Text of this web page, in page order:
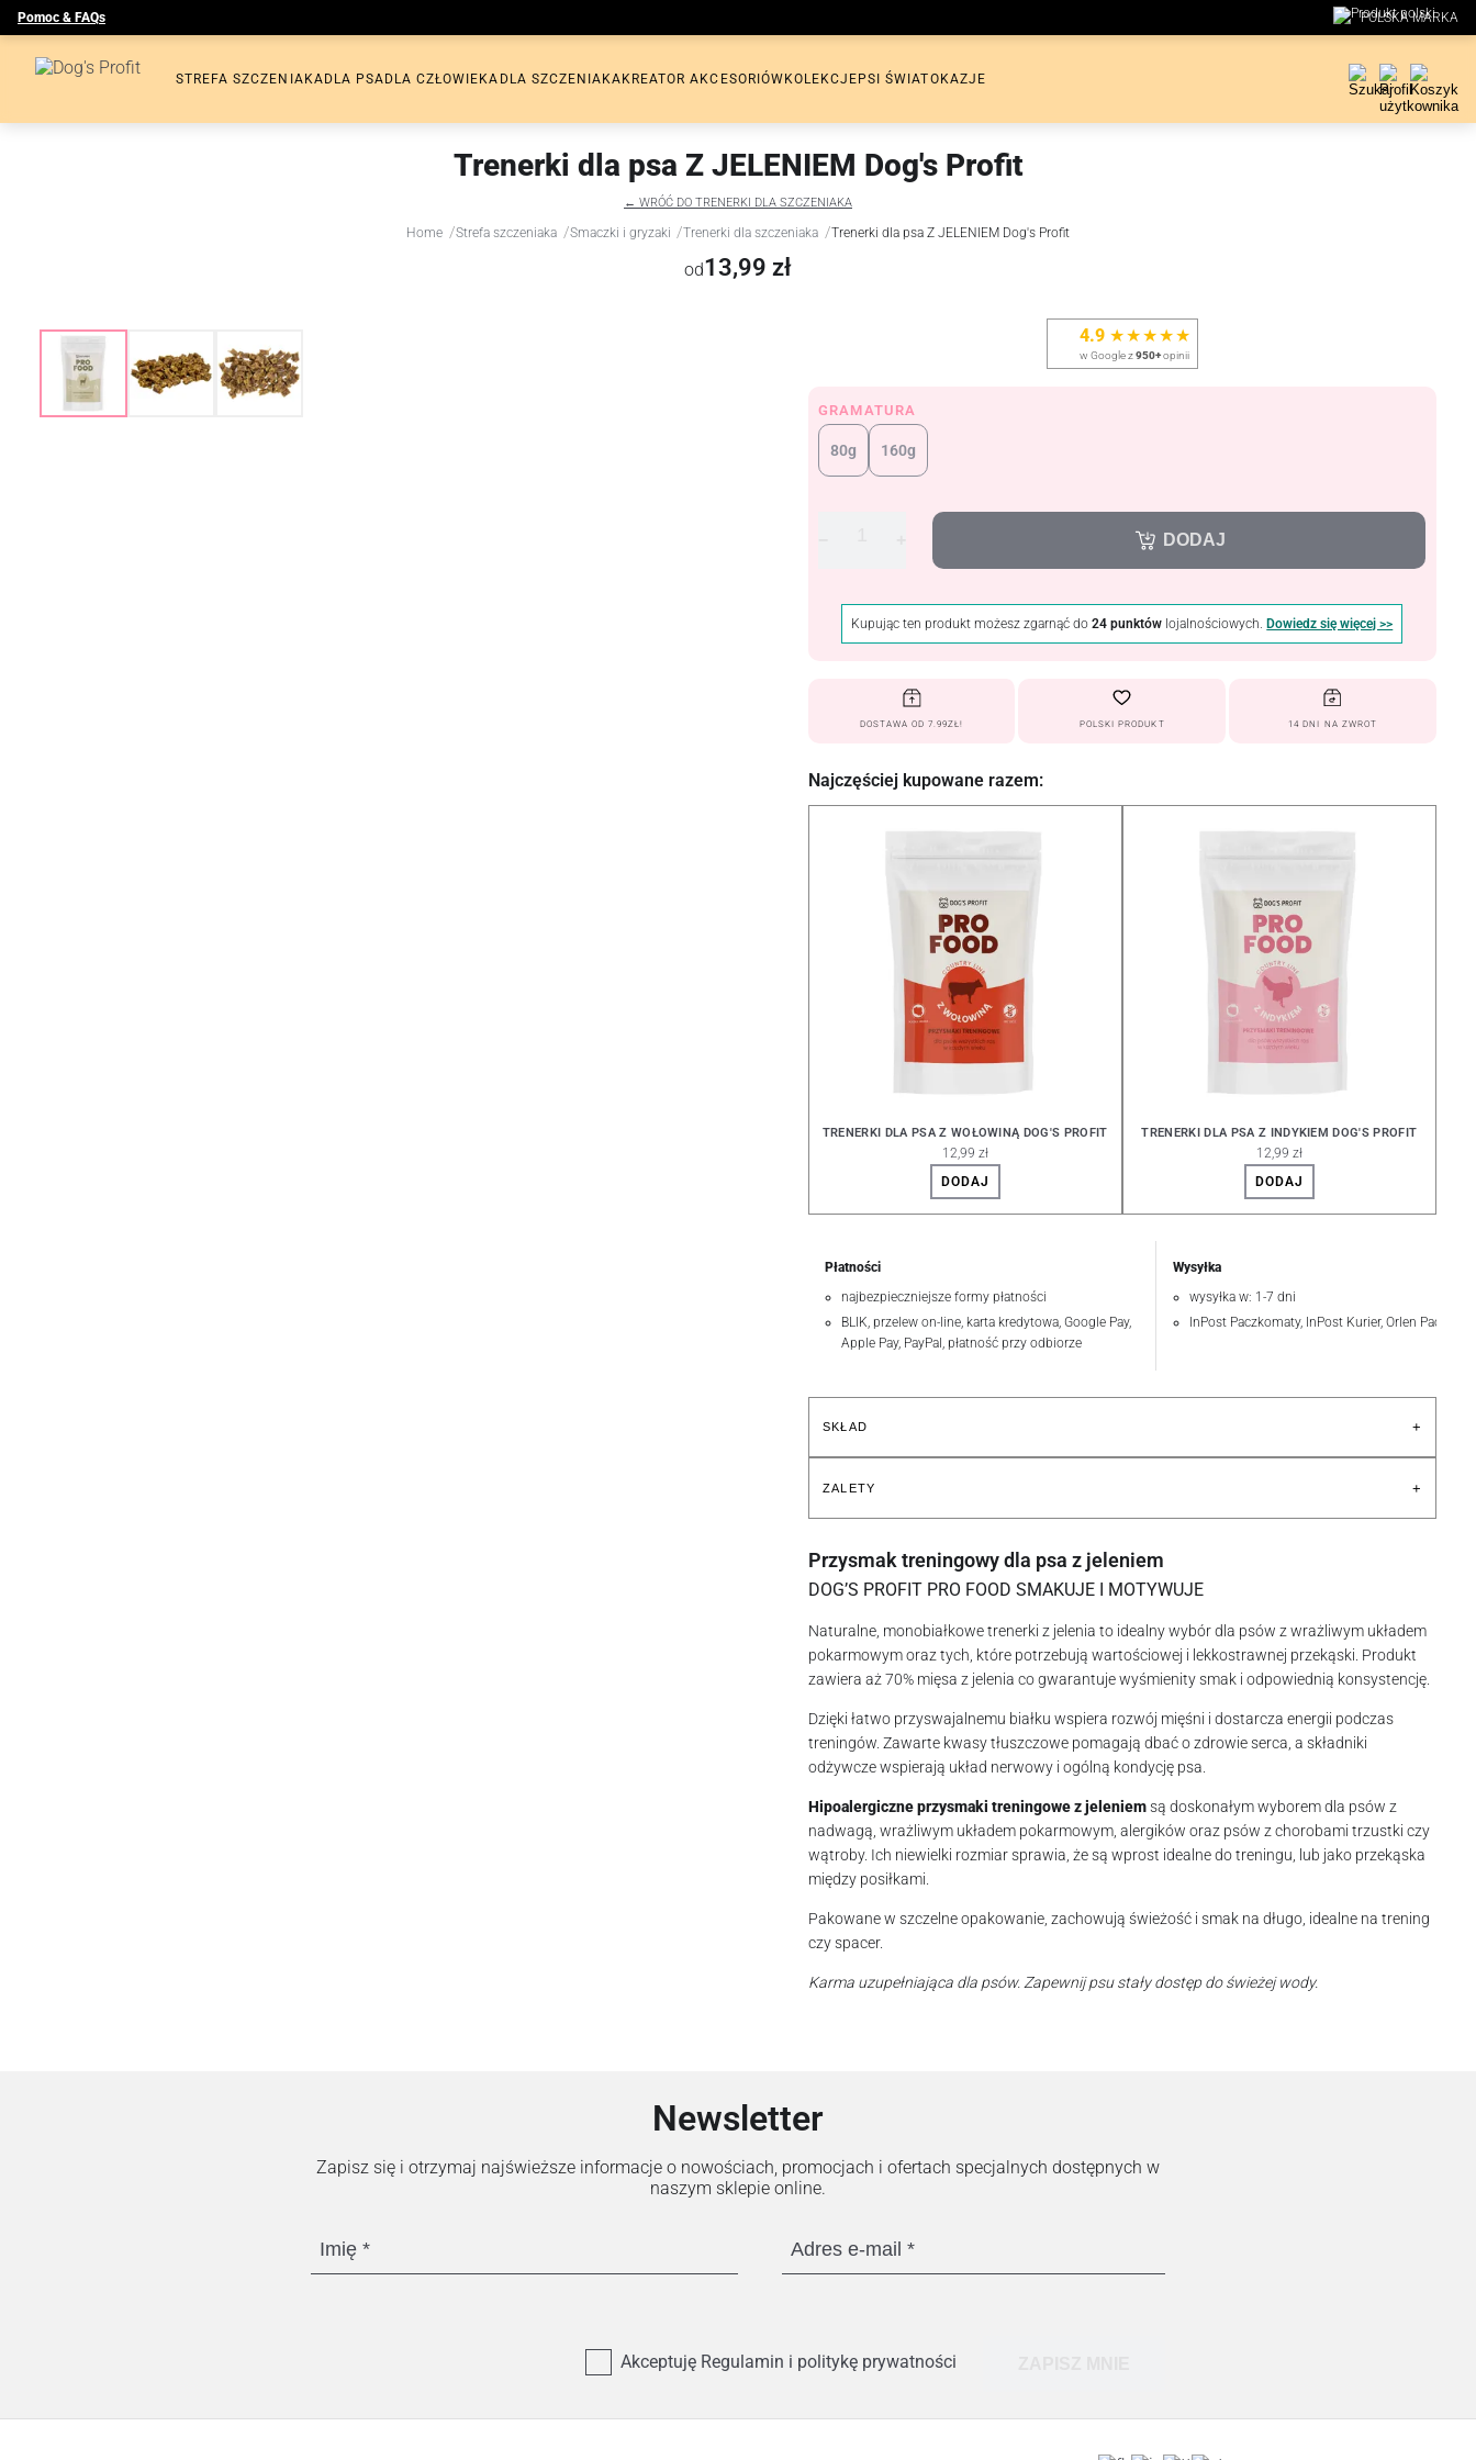
Pomoc & FAQs POLSKA MARKA
STREFA SZCZENIAKA DLA PSA DLA CZŁOWIEKA DLA SZCZENIAKA KREATOR AKCESORIÓW KOLEKCJE PSI ŚWIATOKAZJE
Trenerki dla psa Z JELENIEM Dog's Profit
← WRÓĆ DO TRENERKI DLA SZCZENIAKA
Home /Strefa szczeniaka /Smaczki i gryzaki /Trenerki dla szczeniaka /Trenerki dla psa Z JELENIEM Dog's Profit
od13,99 zł
4.9 ★★★★★
w Google z950+opinii
GRAMATURA
80g 160g
DODAJ
Kupując ten produkt możesz zgarnąć do24 punktów lojalnościowych. Dowiedz się więcej >>
DOSTAWA OD 7.99ZŁ! POLSKI PRODUKT 14 DNI NA ZWROT
Najczęściej kupowane razem:
TRENERKI DLA PSA Z WOŁOWINĄ DOG'S PROFIT
12,99 zł
DODAJ
TRENERKI DLA PSA Z INDYKIEM DOG'S PROFIT
12,99 zł
DODAJ
Płatności
najbezpieczniejsze formy płatności
BLIK, przelew on-line, karta kredytowa, Google Pay,
Apple Pay, PayPal, płatność przy odbiorze
Wysyłka
wysyłka w: 1-7 dni
InPost Paczkomaty, InPost Kurier, Orlen Paczka
SKŁAD +
ZALETY +
Przysmak treningowy dla psa z jeleniem
DOG’S PROFIT PRO FOOD SMAKUJE I MOTYWUJE
Naturalne, monobiałkowe trenerki z jelenia to idealny wybór dla psów z wrażliwym układem
pokarmowym oraz tych, które potrzebują wartościowej i lekkostrawnej przekąski. Produkt
zawiera aż 70% mięsa z jelenia co gwarantuje wyśmienity smak i odpowiednią konsystencję.
Dzięki łatwo przyswajalnemu białku wspiera rozwój mięśni i dostarcza energii podczas
treningów. Zawarte kwasy tłuszczowe pomagają dbać o zdrowie serca, a składniki
odżywcze wspierają układ nerwowy i ogólną kondycję psa.
Hipoalergiczne przysmaki treningowe z jeleniemsą doskonałym wyborem dla psów z
nadwagą, wrażliwym układem pokarmowym, alergików oraz psów z chorobami trzustki czy
wątroby. Ich niewielki rozmiar sprawia, że są wprost idealne do treningu, lub jako przekąska
między posiłkami.
Pakowane w szczelne opakowanie, zachowują świeżość i smak na długo, idealne na trening
czy spacer.
Karma uzupełniająca dla psów. Zapewnij psu stały dostęp do świeżej wody.
Newsletter
Zapisz się i otrzymaj najświeższe informacje o nowościach, promocjach i ofertach specjalnych dostępnych w
naszym sklepie online.
Imię Adres e-mail
Akceptuję Regulamin i politykę prywatności